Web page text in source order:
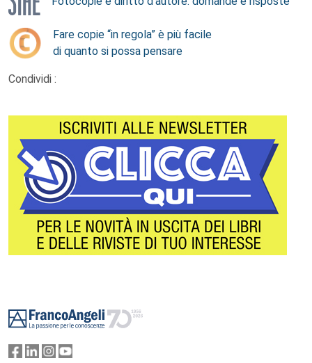
Fare copie “in regola” è più facile
di quanto si possa pensare
Condividi :